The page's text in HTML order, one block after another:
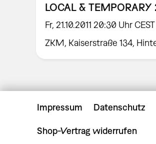
LOCAL & TEMPORARY
Fr, 21.10.2011 20:30 Uhr CEST
ZKM, Kaiserstraße 134,
Impressum Datenschutz
Shop-Vertrag widerrufen